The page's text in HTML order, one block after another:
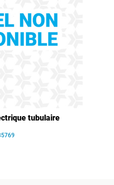
tubulaire